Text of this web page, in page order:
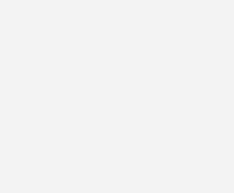
die gesamte Prefa-Gruppe danken
seine herausragenden Leistungen,
Einsatz. Sein Wirken wird
spürbar bleiben. „Mit Karsten Köhler
Geschäftsführer, sondern eine
über viele Jahre maßgeblich